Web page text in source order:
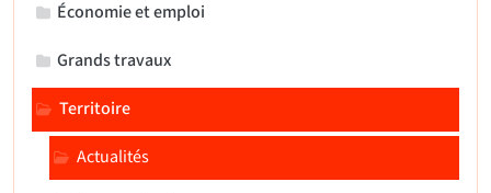
Économie et emploi
Grands travaux
Territoire
Actualités